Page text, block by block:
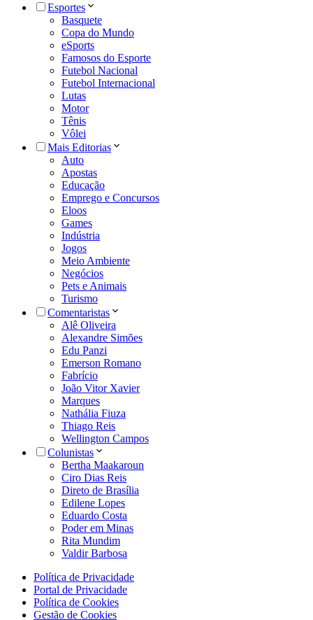
Esportes
Basquete
Copa do Mundo
eSports
Famosos do Esporte
Futebol Nacional
Futebol Internacional
Lutas
Motor
Tênis
Vôlei
Mais Editorias
Auto
Apostas
Educação
Emprego e Concursos
Eloos
Games
Indústria
Jogos
Meio Ambiente
Negócios
Pets e Animais
Turismo
Comentaristas
Alê Oliveira
Alexandre Simões
Edu Panzi
Emerson Romano
Fabrício
João Vitor Xavier
Marques
Nathália Fiuza
Thiago Reis
Wellington Campos
Colunistas
Bertha Maakaroun
Ciro Dias Reis
Direto de Brasília
Edilene Lopes
Eduardo Costa
Poder em Minas
Rita Mundim
Valdir Barbosa
Política de Privacidade
Portal de Privacidade
Política de Cookies
Gestão de Cookies